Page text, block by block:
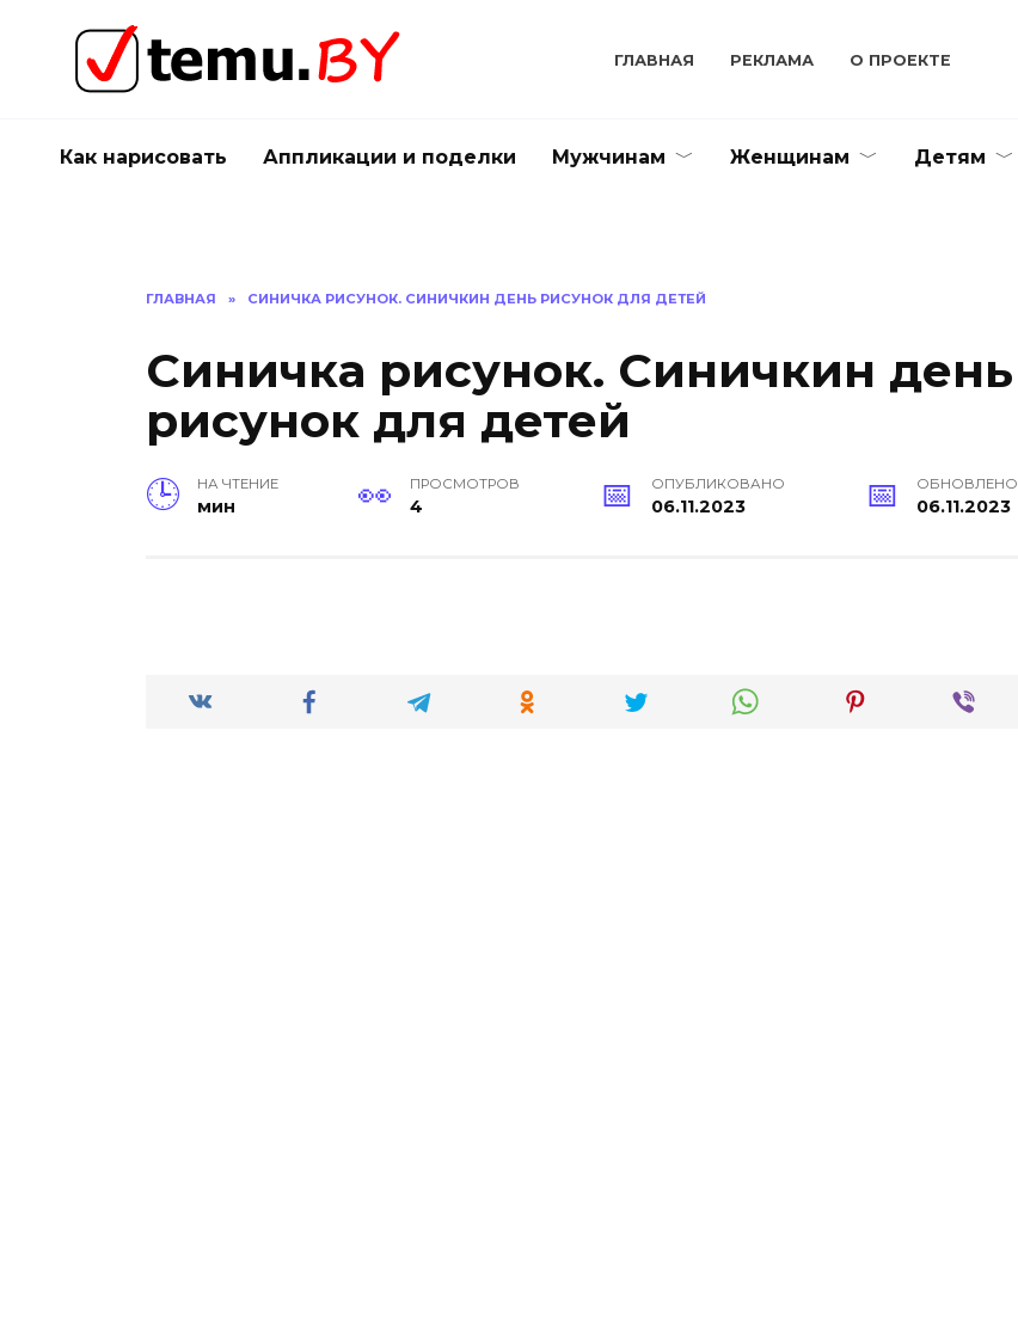
содержанию
ГЛАВНАЯ РЕКЛАМА О ПРОЕКТЕ
Как нарисовать Аппликации и поделки Мужчинам Женщинам Детям
ГЛАВНАЯ » СИНИЧКА РИСУНОК. СИНИЧКИН ДЕНЬ РИСУНОК ДЛЯ ДЕТЕЙ
Синичка рисунок. Синичкин день
рисунок для детей
НА ЧТЕНИЕ
мин
ПРОСМОТРОВ
4
ОПУБЛИКОВАНО
06.11.2023
ОБНОВЛЕНО
06.11.2023